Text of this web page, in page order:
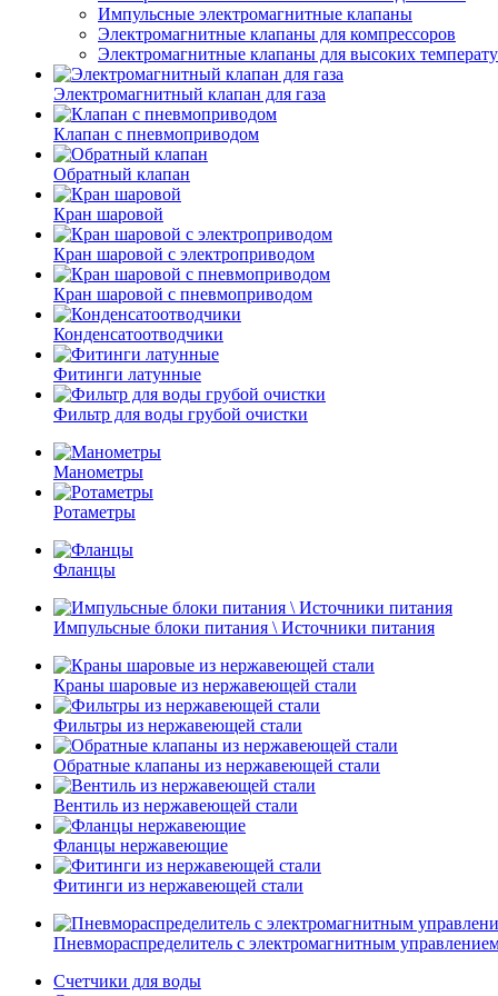
Импульсные электромагнитные клапаны
Электромагнитные клапаны для компрессоров
Электромагнитные клапаны для высоких
Электромагнитный клапан для газа
Клапан с пневмоприводом
Обратный клапан
Кран шаровой
Кран шаровой с электроприводом
Кран шаровой с пневмоприводом
Конденсатоотводчики
Фитинги латунные
Фильтр для воды грубой очистки
Манометры
Ротаметры
Фланцы
Импульсные блоки питания \ Источники питания
Краны шаровые из нержавеющей стали
Фильтры из нержавеющей стали
Обратные клапаны из нержавеющей стали
Вентиль из нержавеющей стали
Фланцы нержавеющие
Фитинги из нержавеющей стали
Пневмораспределитель с электромагнитным
Счетчики для воды